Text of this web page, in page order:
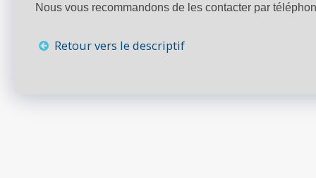
Nous vous recommandons de les contacter par
Retour vers le descriptif